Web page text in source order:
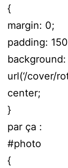
{
margin: 0;
padding:
url(‘/cover/
center;
}
par ça :
#photo
{